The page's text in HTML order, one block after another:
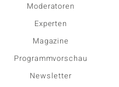
Moderatoren
Experten
Magazine
Programmvorschau
Newsletter